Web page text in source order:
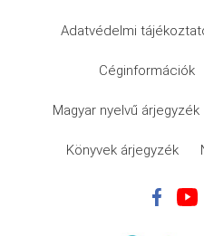
Adatvédelmi
Céginformációk
Magyar nyelvű árjegyzék
Könyvek árjegyzék